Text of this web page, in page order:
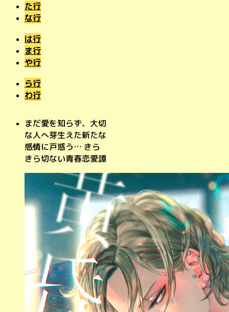
た行
な行
は行
ま行
や行
ら行
わ行
まだ愛を知らず、大切
な人へ芽生えた新たな
感情に戸惑う… きら
きら切ない青春恋愛譚